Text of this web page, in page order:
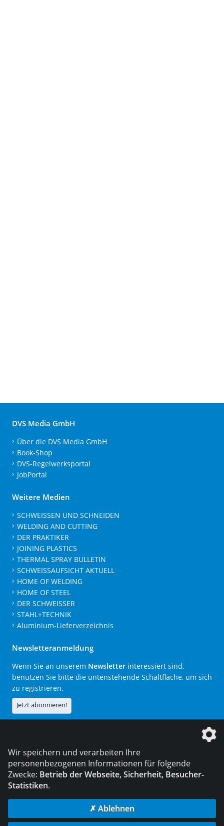
DVS Media GmbH
Über die DVS Media GmbH
Book-Shop
DVS-Regelwerksportal
JobPortal
Weitere Medien
SCHWEISSEN UND SCHNEIDEN
WELDING AND CUTTING
DER PRAKTIKER
JOINING PLASTICS
THERMAL SPRAY BULLETIN
SCHWEISSAUFSICHT AKTUELL
HOME OF WELDING
HOME OF STEEL
DER SCHWEISSER
STAHL+TECHNIK
Aluminium-Lieferverzeichnis
Newsletteranmeldung
Wenn Sie an unserem Newsletter interessiert sind,
benutzen Sie bitte die untenstehende Schaltfläche, um sich
zu registrieren.
Jetzt abonnieren!
Die DVS Media GmbH ist ein Unternehmen der
Wir speichern und verarbeiten Ihre
personenbezogenen Informationen für folgende
Zwecke: Betrieb der Webseite, Sicherheit, Besucher-
Statistiken.
✗ Ablehnen